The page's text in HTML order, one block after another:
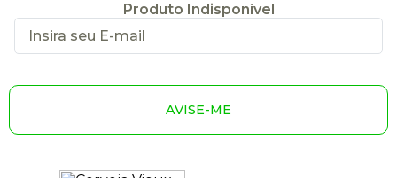
Produto Indisponível
AVISE-ME